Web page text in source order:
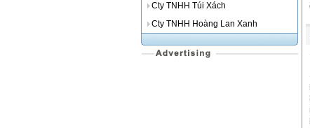
Cty TNHH Túi Xách
Cty TNHH Hoàng Lan Xanh